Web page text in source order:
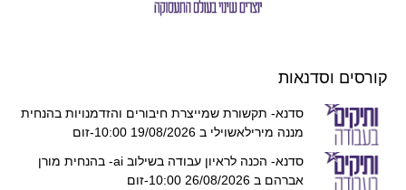
קורסים וסדנאות
סדנא- תקשורת שמייצרת חיבורים והזדמנויות בהנחית
מננה מירילאשוילי ב 19/08/2026 10:00-זום
סדנא- הכנה לראיון עבודה בשילוב ai- בהנחית מורן
אברהם ב 26/08/2026 10:00-זום